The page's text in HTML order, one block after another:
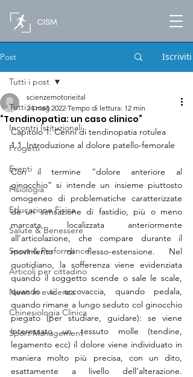
Post Iscriviti
Tutti i post
Incontri Istituzionali
Progetti
Eventi
Fisiologia
Educazione Fisica
Salute & Benessere
Sport & Performance
Articoli per cittadino
News in evidenza
Chinesiologia Clinica
Sport Management
Tutti i post
“Tendinopatia: un caso clinico”
scienzemotorieital
24 mag 2022 Tempo di lettura: 12 min
Capitolo 1: Cenni di tendinopatia rotulea
1.1. Introduzione al dolore patello-femorale
Con il termine “dolore anteriore al
ginocchio” si intende un insieme piuttosto
omogeneo di problematiche caratterizzate
da un sensazione di fastidio, più o meno
marcata, localizzata anteriormente
all’articolazione, che compare durante il
movimento di flesso-estensione. Nel
quotidiano, la sofferenza viene evidenziata
quando il soggetto scende o sale le scale,
quando si accovaccia, quando pedala,
quando rimane a lungo seduto col ginocchio
piegato (per studiare, guidare): se viene
interessato un tessuto molle (tendine,
legamento ecc) il dolore viene individuato in
maniera molto più precisa, con un dito,
esattamente a livello dell’alterazione.